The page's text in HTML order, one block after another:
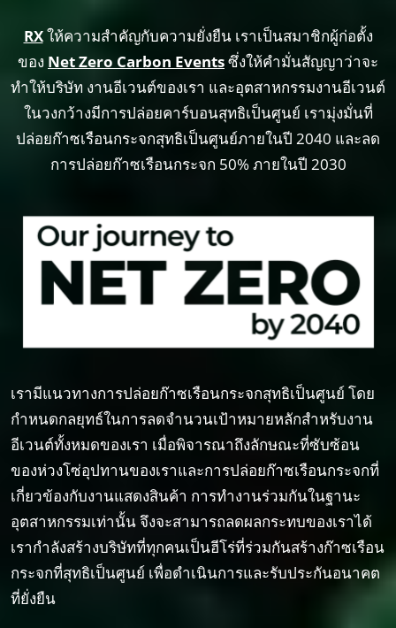
RXให้ความสำคัญกับความยั่งยืน เราเป็นสมาชิกผู้ก่อตั้ง
ของ Net Zero Carbon Eventsซึ่งให้คำมั่นสัญญาว่าจะ
ทำให้บริษัท งานอีเวนต์ของเรา และอุตสาหกรรมงานอีเวนต์
ในวงกว้างมีการปล่อยคาร์บอนสุทธิเป็นศูนย์ เรามุ่งมั่นที่
ปล่อยก๊าซเรือนกระจกสุทธิเป็นศูนย์ภายในปี 2040 และลด
การปล่อยก๊าซเรือนกระจก 50% ภายในปี 2030
เรามีแนวทางการปล่อยก๊าซเรือนกระจกสุทธิเป็นศูนย์ โดย
กำหนดกลยุทธ์ในการลดจำนวนเป้าหมายหลักสำหรับงาน
อีเวนต์ทั้งหมดของเรา เมื่อพิจารณาถึงลักษณะที่ซับซ้อน
ของห่วงโซ่อุปทานของเราและการปล่อยก๊าซเรือนกระจกที่
เกี่ยวข้องกับงานแสดงสินค้า การทำงานร่วมกันในฐานะ
อุตสาหกรรมเท่านั้น จึงจะสามารถลดผลกระทบของเราได้
เรากำลังสร้างบริษัทที่ทุกคนเป็นฮีโร่ที่ร่วมกันสร้างก๊าซเรือน
กระจกที่สุทธิเป็นศูนย์ เพื่อดำเนินการและรับประกันอนาคต
ที่ยั่งยืน